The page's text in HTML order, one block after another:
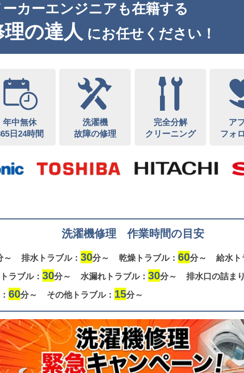
ーカーエンジニアも在籍する
の達人 にお任せください！
年中無休
日24時間
洗濯機
故障の修理
完全分解
クリーニング
ア
フォ
洗濯機修理 作業時間の目安
～ 排水トラブル： 30分～ 乾燥トラブル： 60分～
給水ト
ラブル： 30分～ 水漏れトラブル： 30分～
排水口の詰ま
60分～ その他トラブル： 15分～